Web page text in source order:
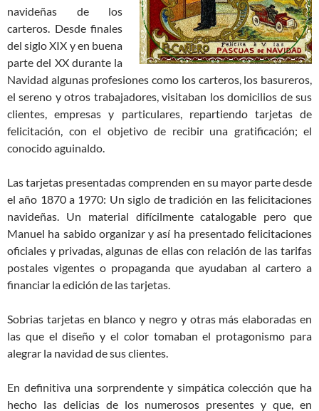
navideñas de los
carteros. Desde finales
del siglo XIX y en buena
parte del XX durante la
Navidad algunas profesiones como los carteros, los basureros,
el sereno y otros trabajadores, visitaban los domicilios de sus
clientes, empresas y particulares, repartiendo tarjetas de
felicitación, con el objetivo de recibir una gratificación; el
conocido aguinaldo.
Las tarjetas presentadas comprenden en su mayor parte desde
el año 1870 a 1970: Un siglo de tradición en las felicitaciones
navideñas. Un material difícilmente catalogable pero que
Manuel ha sabido organizar y así ha presentado felicitaciones
oficiales y privadas, algunas de ellas con relación de las tarifas
postales vigentes o propaganda que ayudaban al cartero a
financiar la edición de las tarjetas.
Sobrias tarjetas en blanco y negro y otras más elaboradas en
las que el diseño y el color tomaban el protagonismo para
alegrar la navidad de sus clientes.
En definitiva una sorprendente y simpática colección que ha
hecho las delicias de los numerosos presentes y que, en